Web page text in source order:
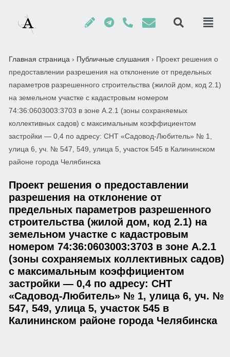
Главная страница › Публичные слушания › Проект решения о
предоставлении разрешения на отклонение от предельных
параметров разрешенного строительства (жилой дом, код 2.1)
на земельном участке с кадастровым номером
74:36:0603003:3703 в зоне А.2.1 (зоны сохраняемых
коллективных садов) с максимальным коэффициентом
застройки — 0,4 по адресу: СНТ «Садовод-Любитель» № 1,
улица 6, уч. № 547, 549, улица 5, участок 545 в Калининском
районе города Челябинска
Проект решения о предоставлении
разрешения на отклонение от
предельных параметров разрешенного
строительства (жилой дом, код 2.1) на
земельном участке с кадастровым
номером 74:36:0603003:3703 в зоне А.2.1
(зоны сохраняемых коллективных садов)
с максимальным коэффициентом
застройки — 0,4 по адресу: СНТ
«Садовод-Любитель» № 1, улица 6, уч. №
547, 549, улица 5, участок 545 в
Калининском районе города Челябинска